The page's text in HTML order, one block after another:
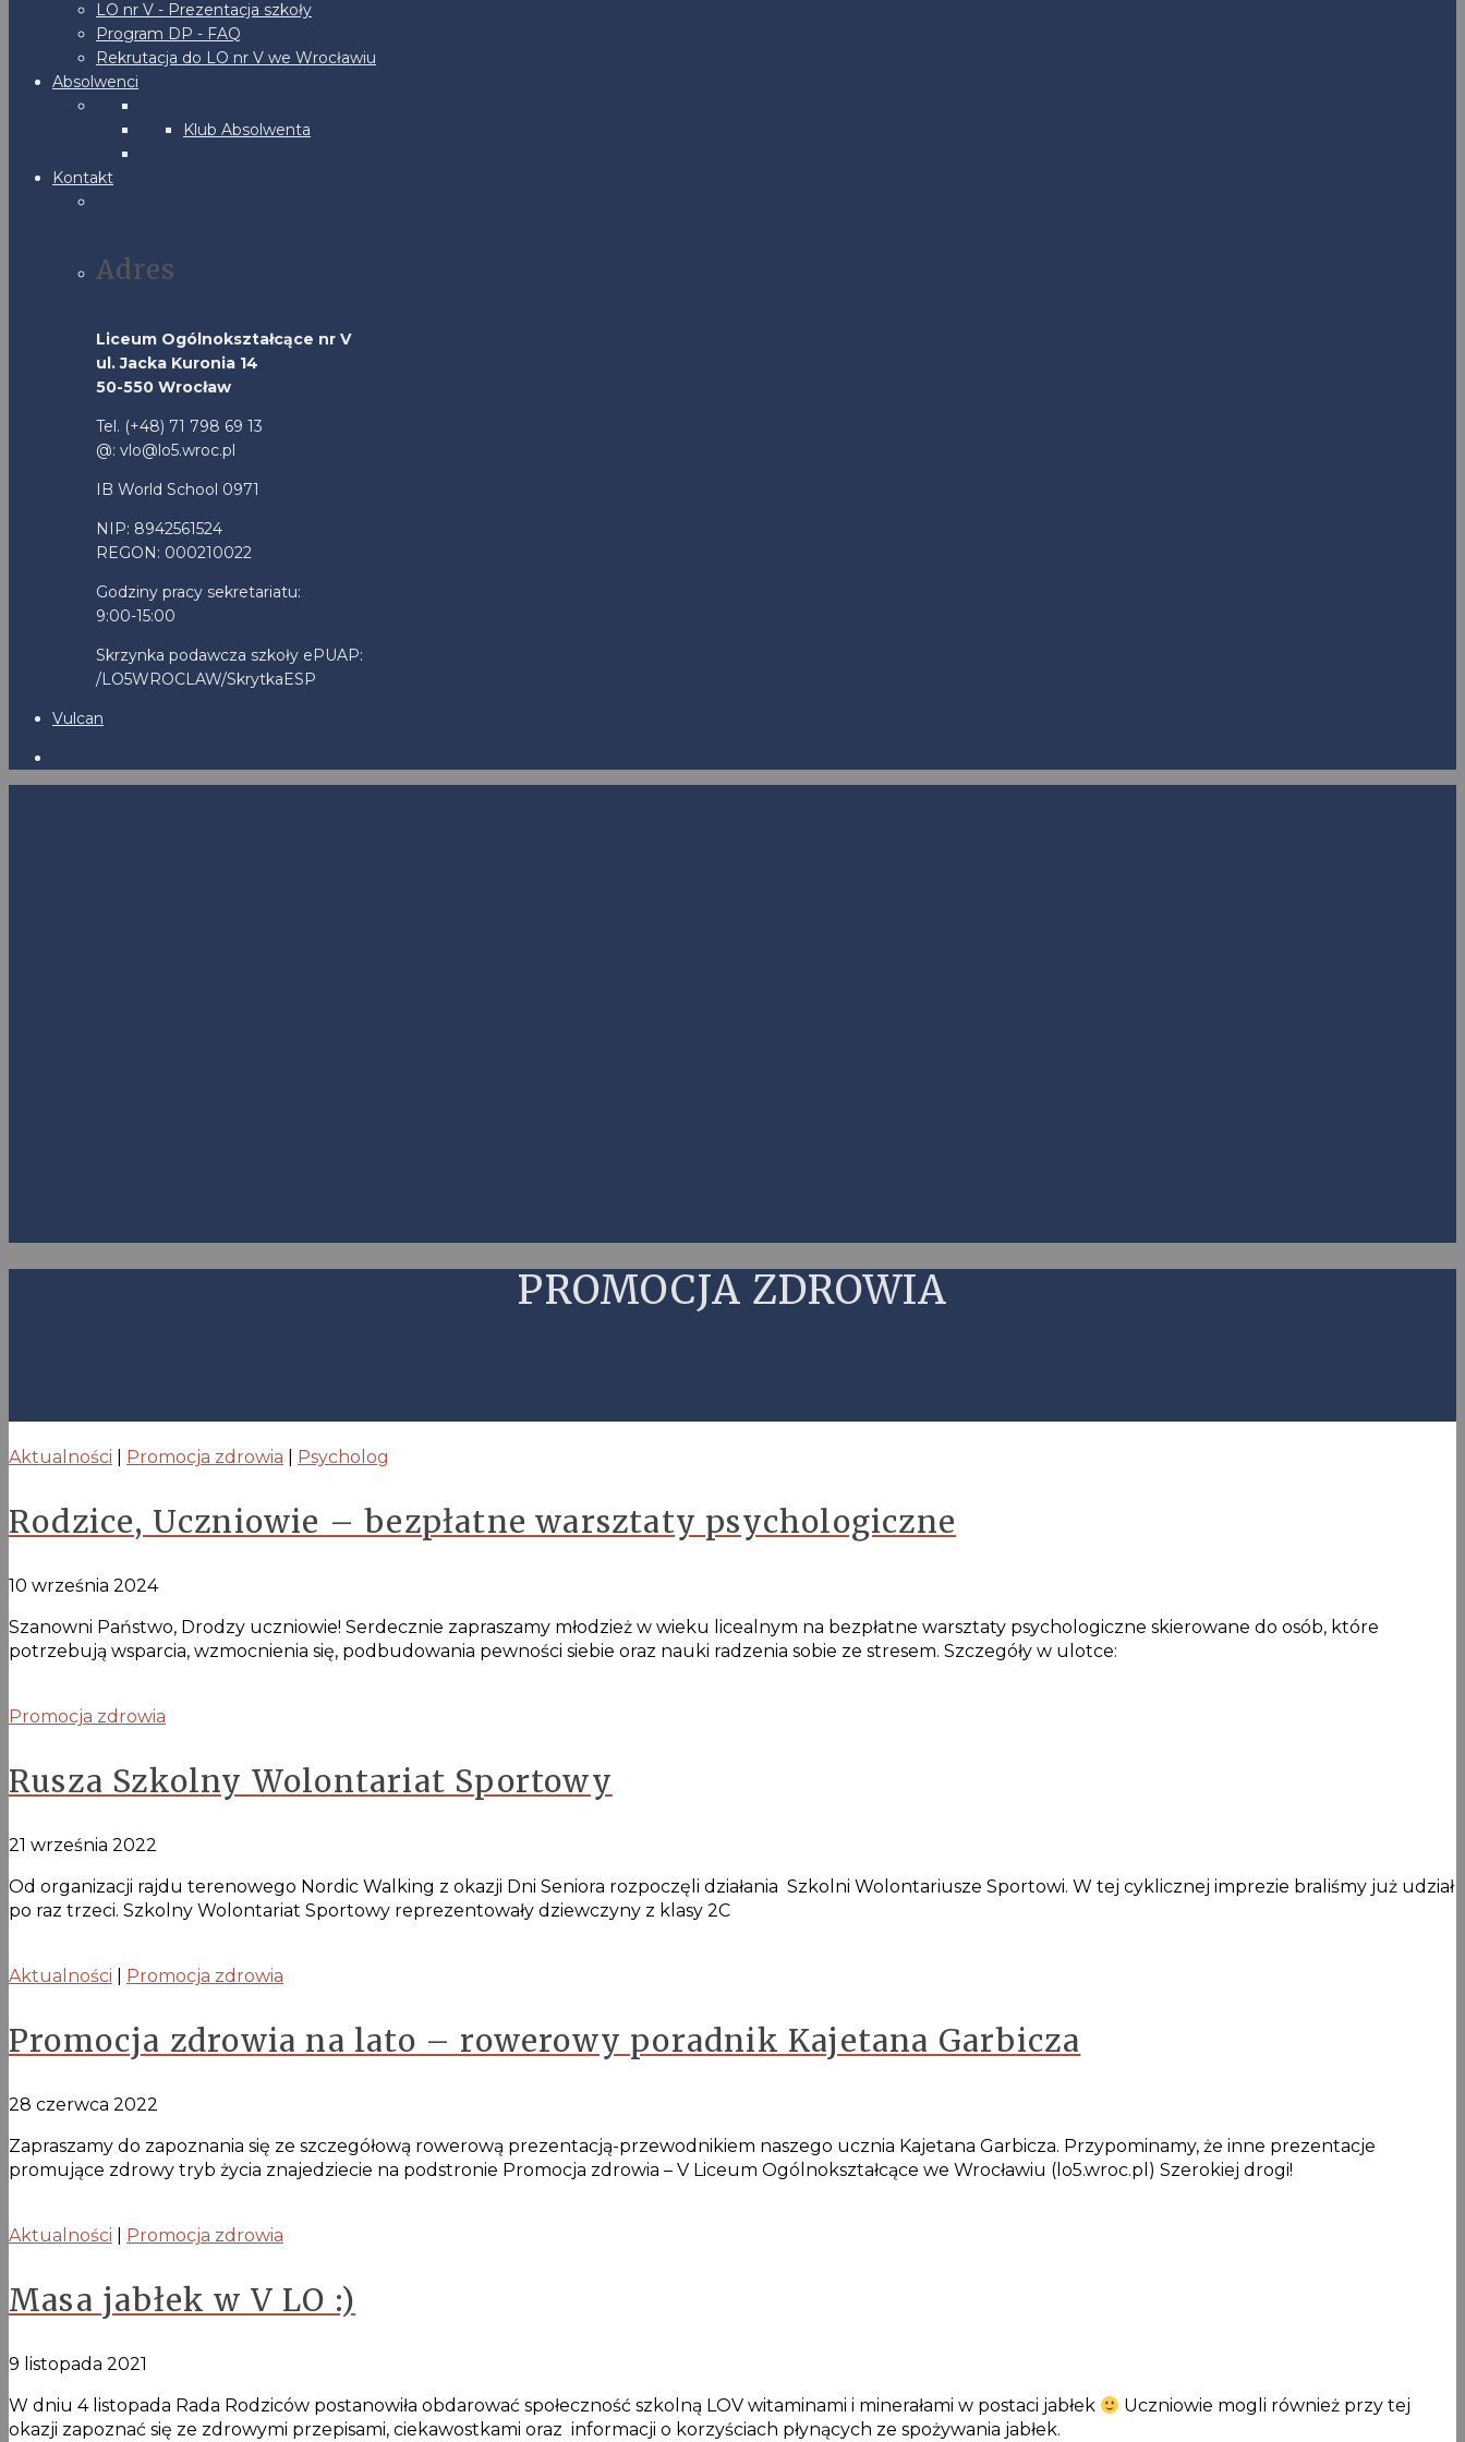
LO nr V - Prezentacja szkoły
Program DP - FAQ
Rekrutacja do LO nr V we Wrocławiu
Absolwenci
Klub Absolwenta
Kontakt
Adres
Liceum Ogólnokształcące nr V
ul. Jacka Kuronia 14
50-550 Wrocław
Tel. (+48) 71 798 69 13
@: vlo@lo5.wroc.pl
IB World School 0971
NIP: 8942561524
REGON: 000210022
Godziny pracy sekretariatu:
9:00-15:00
Skrzynka podawcza szkoły ePUAP:
/LO5WROCLAW/SkrytkaESP
Vulcan
PROMOCJA ZDROWIA
Aktualności Promocja zdrowia Psycholog
Rodzice, Uczniowie – bezpłatne warsztaty psychologiczne
10 września 2024
Szanowni Państwo, Drodzy uczniowie! Serdecznie zapraszamy młodzież w wieku licealnym na bezpłatne warsztaty psychologiczne skierowane do osób, które
potrzebują wsparcia, wzmocnienia się, podbudowania pewności siebie oraz nauki radzenia sobie ze stresem. Szczegóły w ulotce:
Promocja zdrowia
Rusza Szkolny Wolontariat Sportowy
21 września 2022
Od organizacji rajdu terenowego Nordic Walking z okazji Dni Seniora rozpoczęli działania Szkolni Wolontariusze Sportowi. W tej cyklicznej imprezie braliśmy już udział
po raz trzeci. Szkolny Wolontariat Sportowy reprezentowały dziewczyny z klasy 2C
Aktualności Promocja zdrowia
Promocja zdrowia na lato – rowerowy poradnik Kajetana Garbicza
28 czerwca 2022
Zapraszamy do zapoznania się ze szczegółową rowerową prezentacją-przewodnikiem naszego ucznia Kajetana Garbicza. Przypominamy, że inne prezentacje
promujące zdrowy tryb życia znajedziecie na podstronie Promocja zdrowia – V Liceum Ogólnokształcące we Wrocławiu (lo5.wroc.pl) Szerokiej drogi!
Aktualności Promocja zdrowia
Masa jabłek w V LO :)
9 listopada 2021
W dniu 4 listopada Rada Rodziców postanowiła obdarować społeczność szkolną LOV witaminami i minerałami w postaci jabłek
Uczniowie mogli również przy tej
okazji zapoznać się ze zdrowymi przepisami, ciekawostkami oraz informacji o korzyściach płynących ze spożywania jabłek.